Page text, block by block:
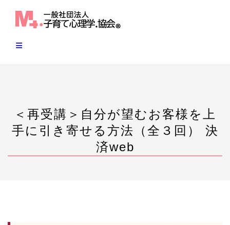
＜再受講＞自分が望むお客様を上
手に引き寄せる方法（全３回） 決
済web